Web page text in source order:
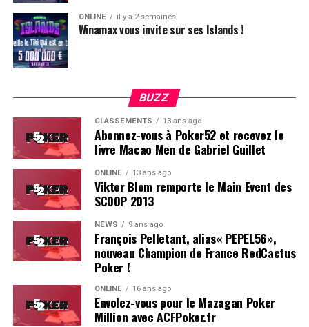
Soleau à gauche, sorti par Logghe au centre
ONLINE il y a 2 semaines
Winamax vous invite sur ses Islands !
BUZZ
CLASSEMENTS 13 ans ago
Abonnez-vous à Poker52 et recevez le
livre Macao Men de Gabriel Guillet
ONLINE 13 ans ago
Viktor Blom remporte le Main Event des
SCOOP 2013
NEWS 9 ans ago
François Pelletant, alias« PEPEL56»,
nouveau Champion de France RedCactus
Poker !
ONLINE 16 ans ago
Envolez-vous pour le Mazagan Poker
Million avec ACFPoker.fr